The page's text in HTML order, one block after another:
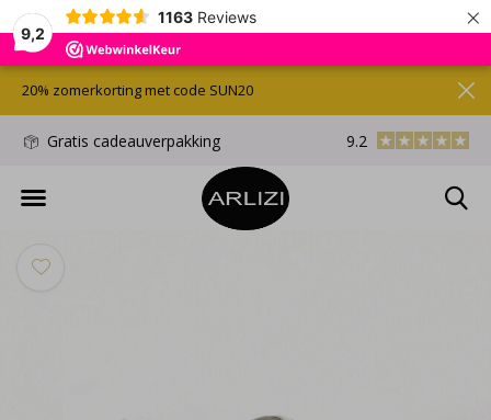
9,2
1163 Reviews ×
Gratis cadeauverpakking Gratis verzonden/
9.2
20% zomerkorting met code SUN20